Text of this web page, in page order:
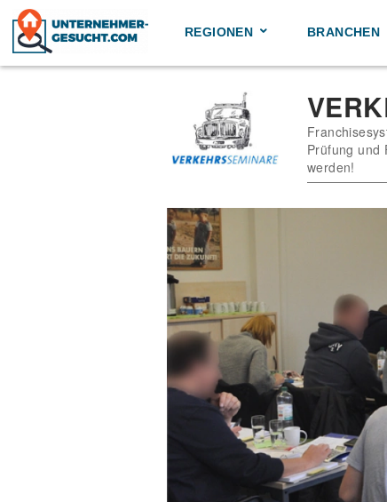
Skip
content
REGIONEN BRANCHEN
Prüfung und
werden!